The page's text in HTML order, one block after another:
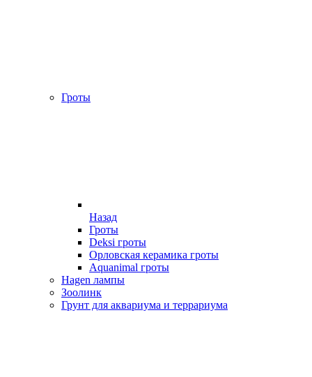
Гроты
Назад
Гроты
Deksi гроты
Орловская керамика гроты
Aquanimal гроты
Hagen лампы
Зоолинк
Грунт для аквариума и террариума